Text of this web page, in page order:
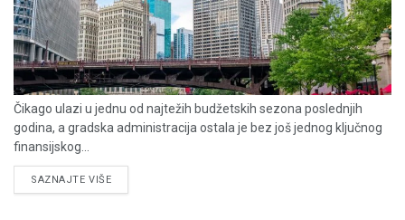
Čikago ulazi u jednu od najtežih budžetskih sezona poslednjih
godina, a gradska administracija ostala je bez još jednog ključnog
finansijskog...
SAZNAJTE VIŠEDETAILS